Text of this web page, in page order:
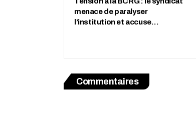
menace de paralyser
l’institution et accuse…
Commentaires